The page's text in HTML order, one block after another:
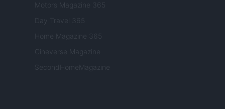
Motors Magazine 365
Day Travel 365
Home Magazine 365
Cineverse Magazine
SecondHomeMagazine